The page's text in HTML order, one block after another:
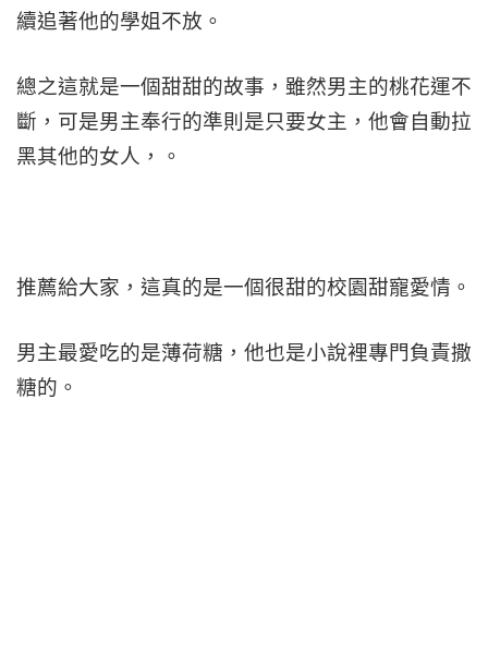
續追著他的學姐不放。
總之這就是一個甜甜的故事，雖然男主的桃花運不
斷，可是男主奉行的準則是只要女主，他會自動拉
黑其他的女人，。
推薦給大家，這真的是一個很甜的校園甜寵愛情。
男主最愛吃的是薄荷糖，他也是小說裡專門負責撒
糖的。